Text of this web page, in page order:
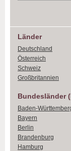
Länder
Deutschland
Österreich
Schweiz
Großbritannien
Bundesländer
Baden-
Bayern
Berlin
Brandenburg
Hamburg